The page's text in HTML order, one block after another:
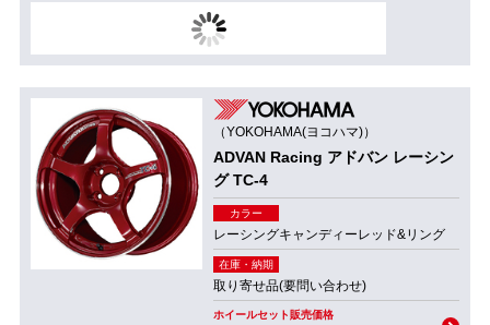
（YOKOHAMA(ヨコハマ)）
ADVAN Racing アドバン レーシン
グ TC-4
カラー
レーシングキャンディーレッド&リング
在庫・納期
取り寄せ品(要問い合わせ)
ホイールセット販売価格